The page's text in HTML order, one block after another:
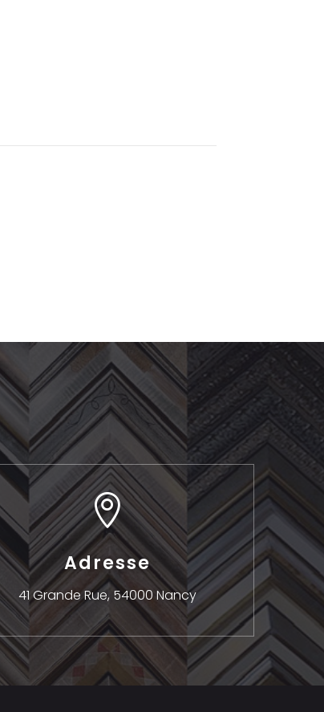

Adresse
41 Grande Rue, 54000 Nancy